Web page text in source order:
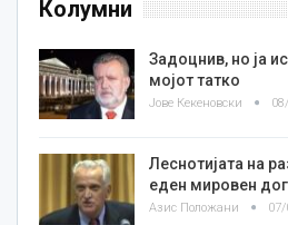
Колумни
Задоцнив, но ја
мојот татко
Јове Кекеновски
Леснотијата на
еден мировен
Азис Положани